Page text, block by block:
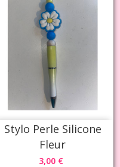
Stylo Perle Silicone
Fleur
3,00 €